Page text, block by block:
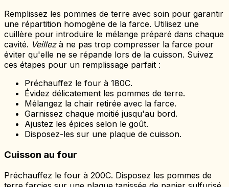
Remplissez les pommes de terre avec soin pour garantir
une répartition homogène de la farce. Utilisez une
cuillère pour introduire le mélange préparé dans chaque
cavité. Veillezà ne pas trop compresser la farce pour
éviter qu'elle ne se répande lors de la cuisson. Suivez
ces étapes pour un remplissage parfait :
Préchauffez le four à 180C.
Évidez délicatement les pommes de terre.
Mélangez la chair retirée avec la farce.
Garnissez chaque moitié jusqu'au bord.
Ajustez les épices selon le goût.
Disposez-les sur une plaque de cuisson.
Cuisson au four
Préchauffez le four à 200C. Disposez les pommes de